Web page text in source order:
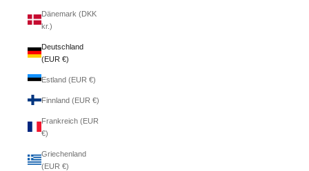
Dänemark (DKK
kr.)
Deutschland
(EUR €)
Estland (EUR €)
Finnland (EUR €)
Frankreich (EUR
€)
Griechenland
(EUR €)